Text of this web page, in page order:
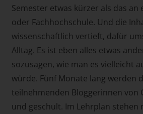
Semester etwas kürzer als das
oder Fachhochschule. Und die
wissenschaftlich vertieft, dafür
Alltag. Es ist eben alles etwas
sozusagen, wie man es vielleicht
würde. Fünf Monate lang werden
teilnehmenden Bloggerinnen von
und geschult. Im Lehrplan stehen